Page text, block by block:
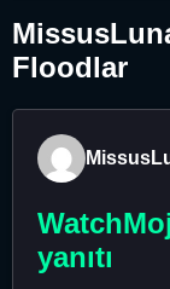
Floodlar
yanıtı